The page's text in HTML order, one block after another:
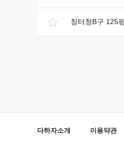
칭터청B구 125
다하자소개 이용약관